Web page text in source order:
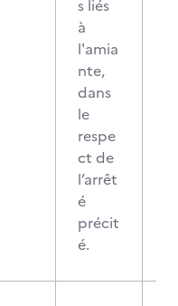
s liés
à
l'amia
nte,
dans
le
respe
ct de
l’arrêt
é
précit
é.